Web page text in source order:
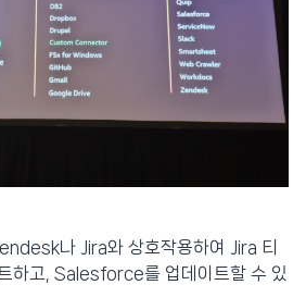
나 Jira와 상호작용하여 Jira 티
하고, Salesforce를 업데이트할 수 있